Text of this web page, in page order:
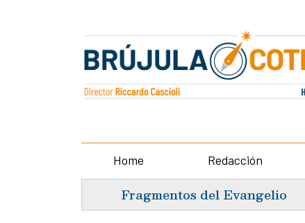
Home Redacción
Fragmentos del Evangelio